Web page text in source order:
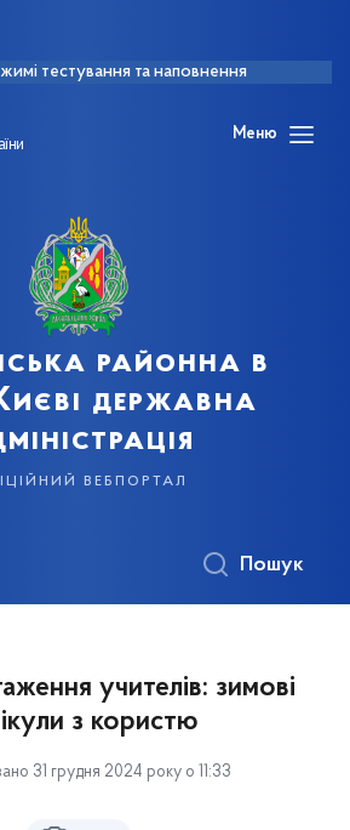
тестування та наповнення
Меню
районна в
державна
вебпортал
Пошук
учителів: зимові
з користю
31 грудня 2024 року о 11:33